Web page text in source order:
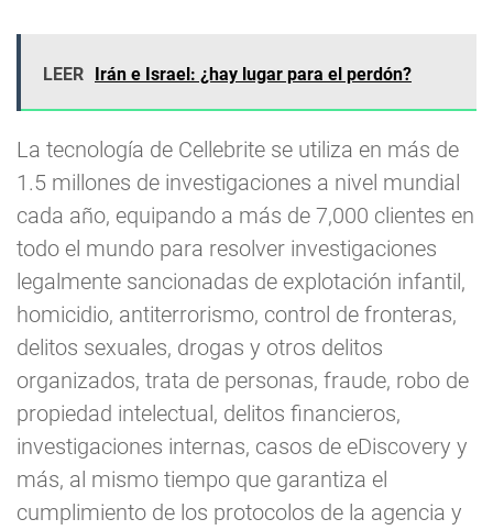
LEER Irán e Israel: ¿hay lugar para el perdón?
La tecnología de Cellebrite se utiliza en más de
1.5 millones de investigaciones a nivel mundial
cada año, equipando a más de 7,000 clientes en
todo el mundo para resolver investigaciones
legalmente sancionadas de explotación infantil,
homicidio, antiterrorismo, control de fronteras,
delitos sexuales, drogas y otros delitos
organizados, trata de personas, fraude, robo de
propiedad intelectual, delitos financieros,
investigaciones internas, casos de eDiscovery y
más, al mismo tiempo que garantiza el
cumplimiento de los protocolos de la agencia y